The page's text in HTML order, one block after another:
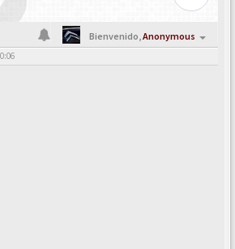
Bienvenido,Anonymous